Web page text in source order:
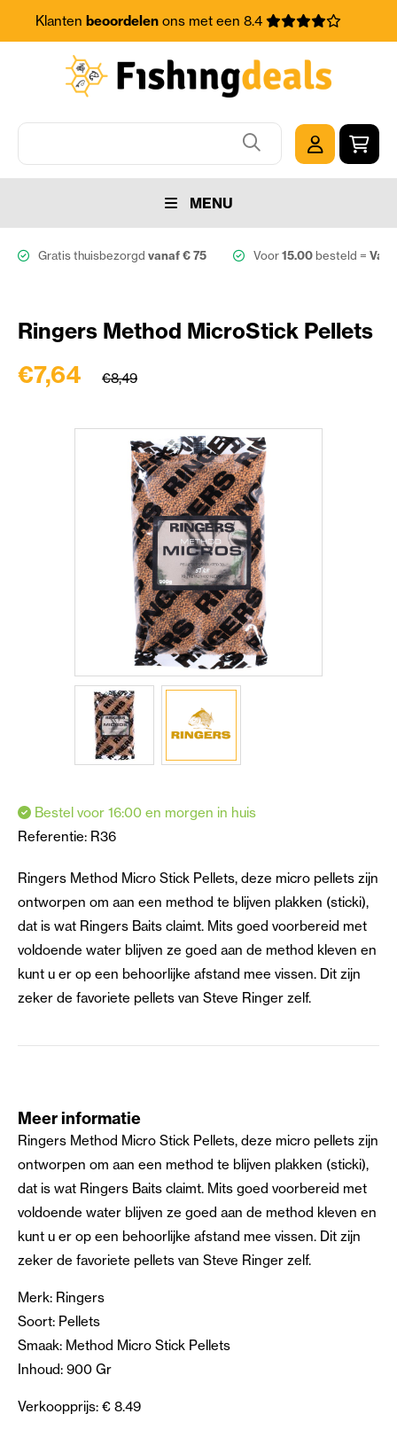
Klanten beoordelenons met een 8.4
MENU
Gratis thuisbezorgd vanaf € 75 Voor15.00besteld =
Ringers Method MicroStick Pellets
€7,64 €8,49
Bestel voor 16:00 en morgen in huis
Referentie: R36
Ringers Method Micro Stick Pellets, deze micro pellets zijn
ontworpen om aan een method te blijven plakken (sticki),
dat is wat Ringers Baits claimt. Mits goed voorbereid met
voldoende water blijven ze goed aan de method kleven en
kunt u er op een behoorlijke afstand mee vissen. Dit zijn
zeker de favoriete pellets van Steve Ringer zelf.
Meer informatie
Ringers Method Micro Stick Pellets, deze micro pellets zijn
ontworpen om aan een method te blijven plakken (sticki),
dat is wat Ringers Baits claimt. Mits goed voorbereid met
voldoende water blijven ze goed aan de method kleven en
kunt u er op een behoorlijke afstand mee vissen. Dit zijn
zeker de favoriete pellets van Steve Ringer zelf.
Merk: Ringers
Soort: Pellets
Smaak: Method Micro Stick Pellets
Inhoud: 900 Gr
Verkoopprijs: € 8.49